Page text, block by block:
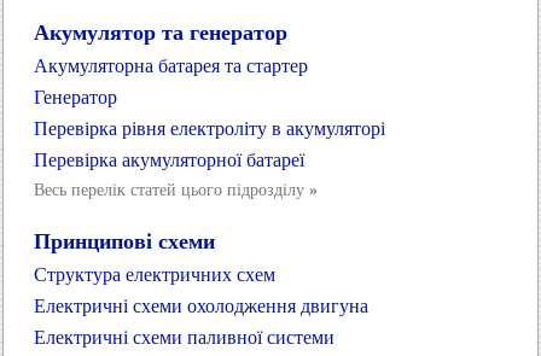
Акумулятор та генератор
Акумуляторна батарея та стартер
Генератор
Перевірка рівня електроліту в акумуляторі
Перевірка акумуляторної батареї
Весь перелік статей цього підрозділу »
Принципові схеми
Структура електричних схем
Електричні схеми охолодження двигуна
Електричні схеми паливної системи